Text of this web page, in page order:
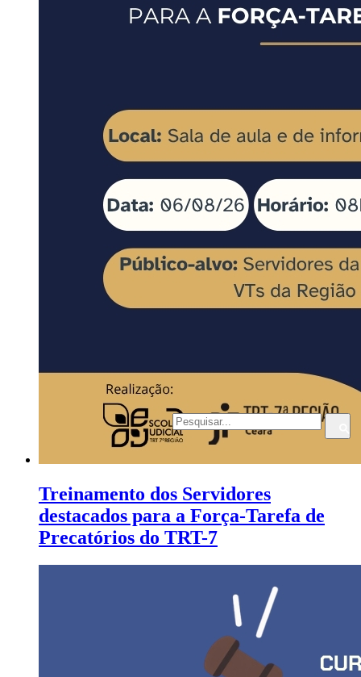
Treinamento dos Servidores
destacados para a Força-Tarefa de
Precatórios do TRT-7